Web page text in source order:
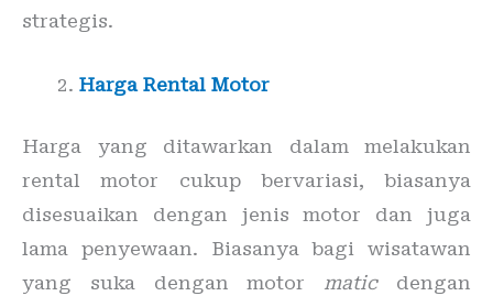
strategis.
Harga Rental Motor
Harga yang ditawarkan dalam melakukan
rental motor cukup bervariasi, biasanya
disesuaikan dengan jenis motor dan juga
lama penyewaan. Biasanya bagi wisatawan
yang suka dengan motor maticdengan